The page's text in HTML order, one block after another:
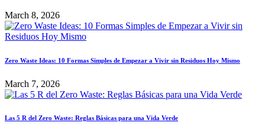
March 8, 2026
Zero Waste Ideas: 10 Formas Simples de Empezar a Vivir sin Residuos Hoy Mismo
March 7, 2026
Las 5 R del Zero Waste: Reglas Básicas para una Vida Verde